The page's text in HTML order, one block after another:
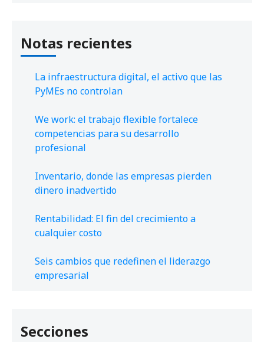
Notas recientes
La infraestructura digital, el activo que las
PyMEs no controlan
We work: el trabajo flexible fortalece
competencias para su desarrollo
profesional
Inventario, donde las empresas pierden
dinero inadvertido
Rentabilidad: El fin del crecimiento a
cualquier costo
Seis cambios que redefinen el liderazgo
empresarial
Secciones